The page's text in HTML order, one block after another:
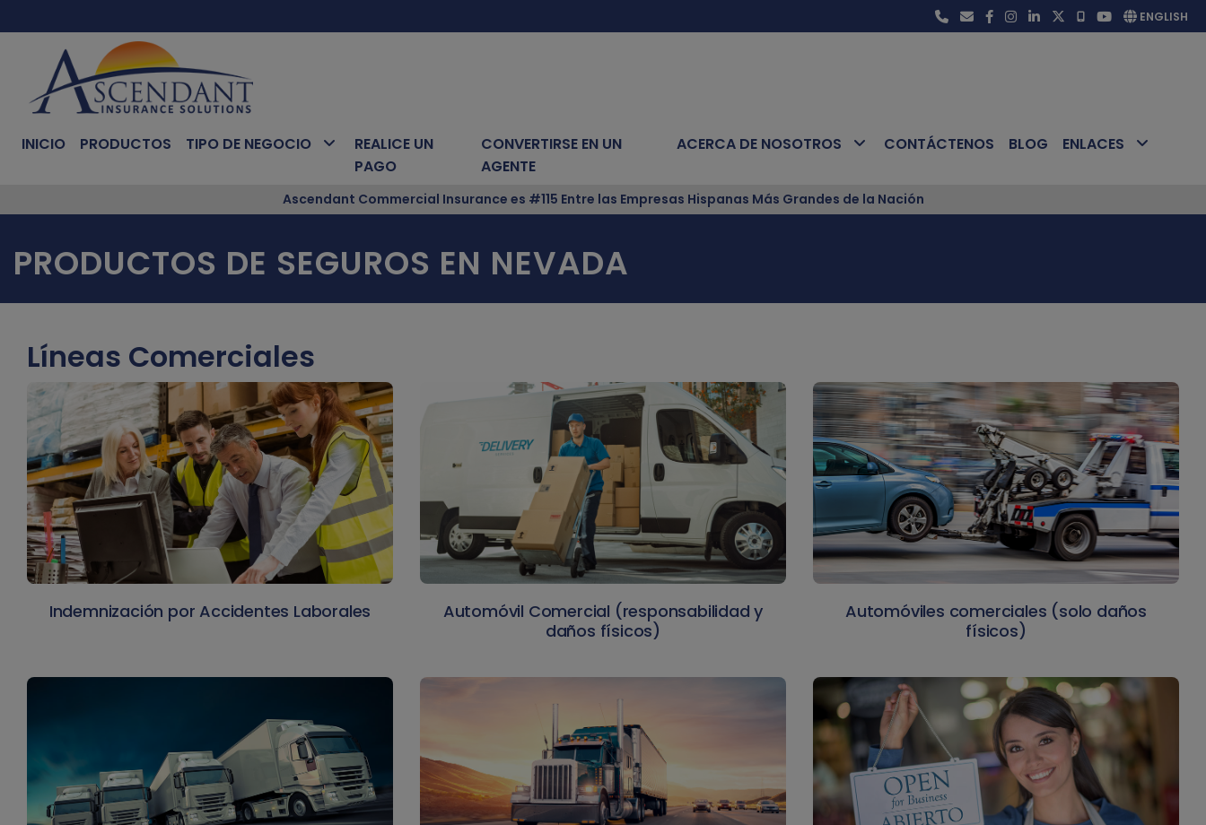
ENGLISH
INICIO PRODUCTOS TIPO DE NEGOCIO
REALICE UN
PAGO
CONVERTIRSE EN UN
AGENTE
ACERCA DE NOSOTROS CONTÁCTENOS BLOG ENLACES
Ascendant Commercial Insurance es #115 Entre las Empresas Hispanas Más Grandes de la Nación
PRODUCTOS DE SEGUROS EN NEVADA
Líneas Comerciales
Indemnización por Accidentes Laborales
Automóvil Comercial (responsabilidad y
daños físicos)
Automóviles comerciales (solo daños
físicos)